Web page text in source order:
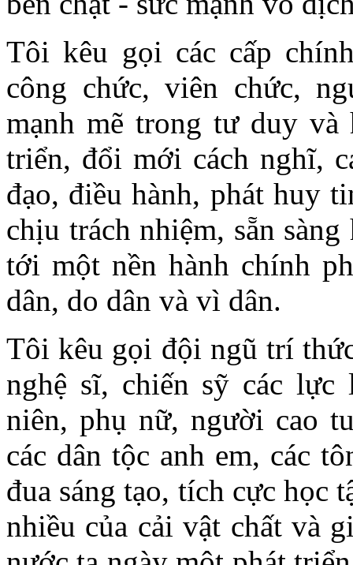
Tôi kêu gọi các cấp
công chức, viên chức,
mạnh mẽ trong tư duy và
triển, đổi mới cách nghĩ,
đạo, điều hành, phát huy
chịu trách nhiệm, sẵn
tới một nền hành chính
dân, do dân và vì dân.
Tôi kêu gọi đội ngũ trí
nghệ sĩ, chiến sỹ các lực
niên, phụ nữ, người cao
các dân tộc anh em, các
đua sáng tạo, tích cực học
nhiều của cải vật chất và